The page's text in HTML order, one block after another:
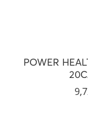
POWER